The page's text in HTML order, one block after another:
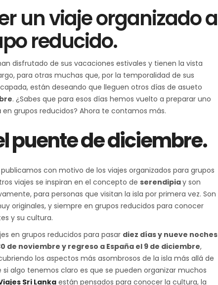
un viaje organizado a
reducido.
disfrutado de sus vacaciones estivales y tienen la vista
para otras muchas que, por la temporalidad de sus
están deseando que lleguen otros días de asueto
. ¿Sabes que para esos días hemos vuelto a preparar uno
en grupos reducidos? Ahora te contamos más.
puente de diciembre.
con motivo de los viajes organizados para grupos
viajes se inspiran en el concepto de serendipiay son
para personas que visitan la isla por primera vez. Son
originales, y siempre en grupos reducidos para conocer
y su cultura.
en grupos reducidos para pasar diez días y nueve noches
de noviembre y regreso a España el 9 de diciembre,
los aspectos más asombrosos de la isla más allá de
si algo tenemos claro es que se pueden organizar muchos
Sri Lankaestán pensados para conocer la cultura, la